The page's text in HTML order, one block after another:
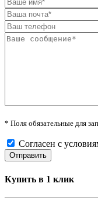
* Поля обязательные для
Согласен с
Купить в 1 клик